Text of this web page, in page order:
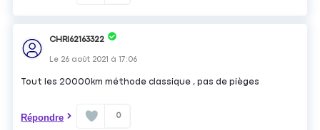
CHRI62163322
Le 26 août 2021 à17:06
Tout les 20000km méthode classique , pas de pièges
Répondre 0